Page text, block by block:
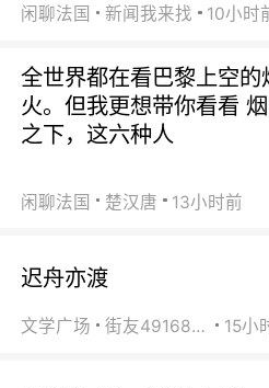
闲聊法国 新闻我来找 10小时
全世界都在看巴黎上空的
火。但我更想带你看看
之下，这六种人
闲聊法国 楚汉唐 13小时前
迟舟亦渡
文学广场 街友49168527 15小